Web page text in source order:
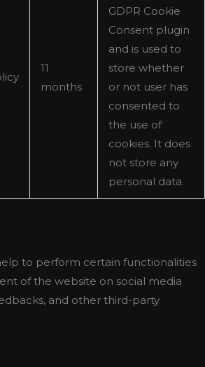
11
months
GDPR Cookie
Consent plugin
and is used to
store whether
or not user has
consented to
the use of
cookies. It does
not store any
personal data.
to perform certain functionalities
of the website on social media
and other third-party